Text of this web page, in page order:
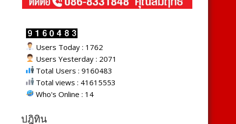
Users Today : 1762
Users Yesterday : 2071
Total Users : 9160483
Total views : 41615553
Who's Online : 14
ปฎิทิน